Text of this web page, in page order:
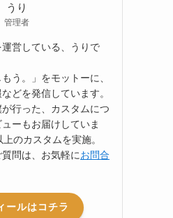
うり
管理者
営している、うりで
う。」をモットーに、
どを発信しています。
行った、カスタムにつ
ーもお届けしていま
のカスタムを実施。
問は、お気軽にお問合
ールはコチラ